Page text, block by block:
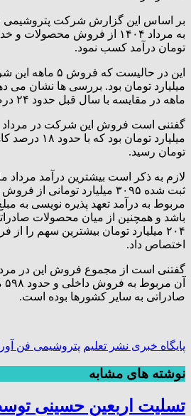
تومان درآمد کسب نمود.
ماهه در مقایسه با سال قبل حدود ۲۴ درصد افزایش داشته است.
تومان رسید.
لازم به ذکر است بیشترین درآمد مرداد
ثبت شده ۳۰۹۵ میلیارد تومانی
باشد و همچنین از میان محصولات
۲۰۴ میلیارد تومان بیشترین سهم را
اختصاص داد.
صادراتی به سایر کشورها بوده است.
پایگاه خبری نشر تعلیم پتروشیمی فن
نوشته های مشابه
تسلیت اربعین حسینی